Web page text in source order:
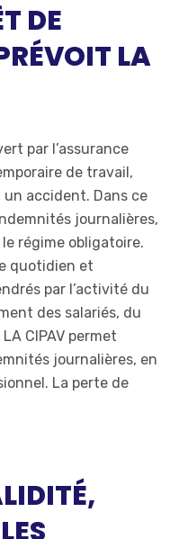
DE
LA
par l’assurance
de travail,
accident. Dans ce
journalières,
régime obligatoire.
quotidien et
par l’activité du
des salariés, du
CIPAV permet
journalières, en
La perte de